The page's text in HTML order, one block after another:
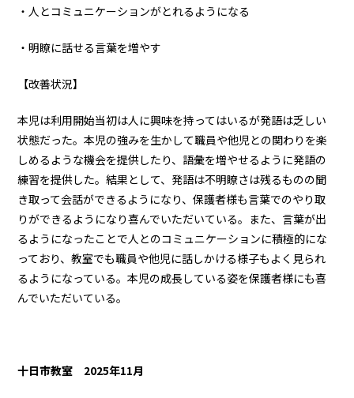
・人とコミュニケーションがとれるようになる
・明瞭に話せる言葉を増やす
【改善状況】
本児は利用開始当初は人に興味を持ってはいるが発語は乏しい
状態だった。本児の強みを生かして職員や他児との関わりを楽
しめるような機会を提供したり、語彙を増やせるように発語の
練習を提供した。結果として、発語は不明瞭さは残るものの聞
き取って会話ができるようになり、保護者様も言葉でのやり取
りができるようになり喜んでいただいている。また、言葉が出
るようになったことで人とのコミュニケーションに積極的にな
っており、教室でも職員や他児に話しかける様子もよく見られ
るようになっている。本児の成長している姿を保護者様にも喜
んでいただいている。
十日市教室 2025年11月